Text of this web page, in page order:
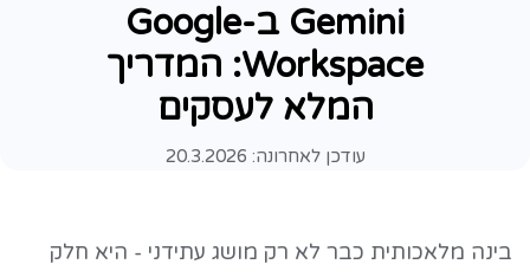
Gemini ב-Google
Workspace: המדריך
המלא לעסקים
עודכן לאחרונה: 20.3.2026
בינה מלאכותית כבר לא רק מושג עתידני - היא חלק